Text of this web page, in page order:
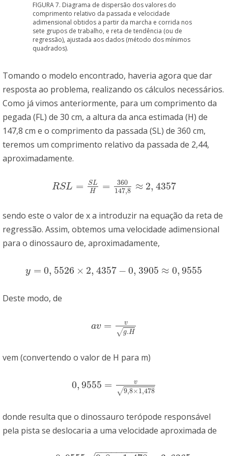
FIGURA 7. Diagrama de dispersão dos valores do
comprimento relativo da passada e velocidade
adimensional obtidos a partir da marcha e corrida nos
sete grupos de trabalho, e reta de tendência (ou de
regressão), ajustada aos dados (método dos mínimos
quadrados).
Tomando o modelo encontrado, haveria agora que dar
resposta ao problema, realizando os cálculos necessários.
Como já vimos anteriormente, para um comprimento da
pegada (FL) de 30 cm, a altura da anca estimada (H) de
147,8 cm e o comprimento da passada (SL) de 360 cm,
teremos um comprimento relativo da passada de 2,44,
aproximadamente.
RSL = SL
H
=
360
147,8 ≈ 2, 4357
RSL=S LH =360147,8≈2 4357
sendo este o valor de x a introduzir na equação da reta de
regressão. Assim, obtemos uma velocidade adimensional
para o dinossauro de, aproximadamente,
y = 0, 5526 × 2, 4357 − 0, 3905 ≈ 0, 9555
y=0, 5526×2,4357− 0,3905 ≈0 ,9555
Deste modo, de
av =
v
g.H
√
av= vg H
vem (convertendo o valor de H para m)
0, 9555 = v
9,8×1,478
√
0,9555=v9, 8×1,478
donde resulta que o dinossauro terópode responsável
pela pista se deslocaria a uma velocidade aproximada de
− −
−−−−−−−−